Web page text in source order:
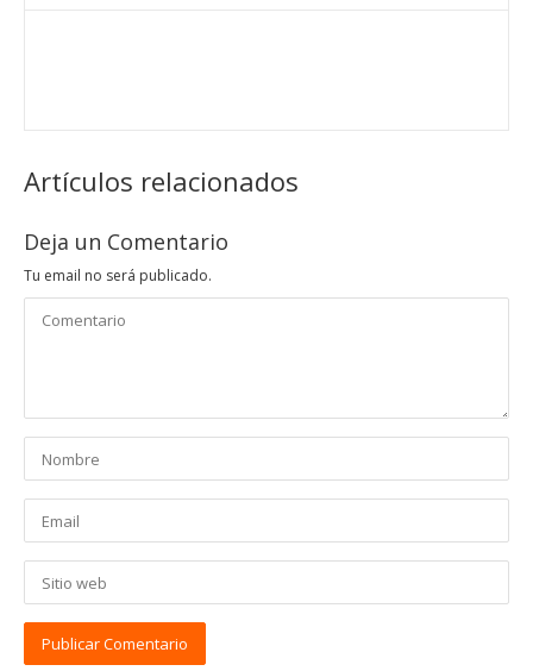
Artículos relacionados
Deja un Comentario
Tu email no será publicado.